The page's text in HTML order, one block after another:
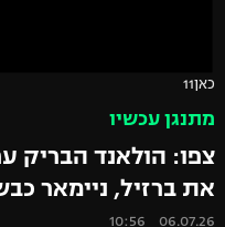
ליגיונרים
גביע המדינה
ליגה אירופית
כדורסל ישראלי
ליגה לאומית
כדורסל עולמי
NBA
כאן11
מתנגן עכשיו
את ברזיל, ניימאר
06.07.26 10:56